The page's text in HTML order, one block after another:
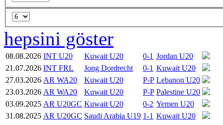
hepsini göster
08.08.2026 INT U20 Kuwait U20 0-1 Jordan U20
21.07.2026 INT FRL Jong Dordrecht 0-1 Kuwait U20
27.03.2026 AR WA20 Kuwait U20 P-P Lebanon U20
23.03.2026 AR WA20 Kuwait U20 P-P Palestine U20
03.09.2025 AR U20GC Kuwait U20 0-2 Yemen U20
31.08.2025 AR U20GC Saudi Arabia U19 1-1 Kuwait U20